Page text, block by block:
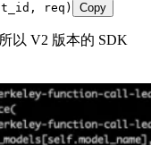
, req ) Copy
以 V2 版本的 SDK